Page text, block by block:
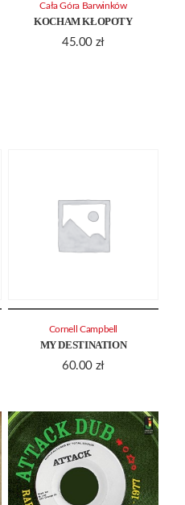
KOCHAM KŁOPOTY
45.00 zł
Cała Góra Barwinków
MY DESTINATION
60.00 zł
Cornell Campbell